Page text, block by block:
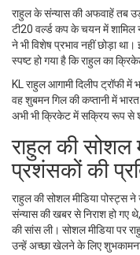
राहुल के संन्यास की अफवाहें तब
टी20 वर्ल्ड कप के चयन में शामिल
ने भी विशेष प्रभाव नहीं छोड़ा
स्पष्ट हो गया है कि राहुल का
KL राहुल आगामी दिलीप ट्रॉफी
वह शुबमन गिल की कप्तानी में
अभी भी क्रिकेट में सक्रिय रूप से
राहुल की सोशल
प्रशंसकों की
राहुल की सोशल मीडिया
संन्यास की खबर से निराश हो गए
की सांस ली। सोशल मीडिया पर
उन्हें अच्छा खेलने के लिए